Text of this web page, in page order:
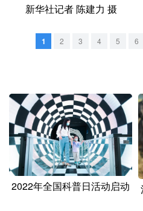
文化产业
地方频道
辽宁 吉林
浙江 安徽
山东 河南
广东 广西
新华社记者 陈建力 摄
1 2 3 4 5 6
2022年全国科普日活动启动